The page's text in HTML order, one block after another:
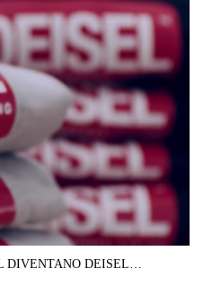
DIVENTANO DEISEL…